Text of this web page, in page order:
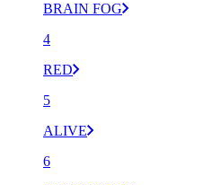
BRAIN FOG
4
RED
5
ALIVE
6